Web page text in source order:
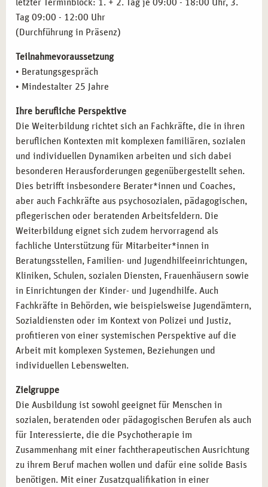
Projekten.
Organisationsberatung und Teamentwicklung
systemischem Fokus.
unternehmerischen Kontexten.
ABSCHLÜSSE UND PERSPEKTIVEN:
QUALIFIZIERT FÜR SYSTEMISCHE THERAPIE IN
Die Ausbildung schließt mit zertifizierten Qualifikationen
ab, die Ihren beruflichen Weg entscheidend mitgestalten:
Abschluss „Systemischer Therapeut“
Ergänzende Zertifikate als systemischer oder
psychologischer Berater:Diese Zusatzqualifikationen
erweitern Ihre beruflichen Möglichkeiten und eröffnen
spezialisierte Beratungsfelder.
Erweiterungsmöglichkeiten durch Zusatzausbildungen
oder den Heilpraktiker für Psychotherapie:
Mit diesen
Weiterbildungen vertiefen Sie Ihre therapeutischen
Kompetenzen und erfüllen die Voraussetzungen für eine
CAMPUS NATURALIS FRANKFURT:
AUSBILDUNG MIT TIEFE, STRUKTUR UND HERZ
Unsere campus naturalis Akademie in Frankfurt steht für
ganzheitliche Gesundheitsbildung. Sie profitieren von
erfahrenen Dozent*innen, intensiver Betreuung und einem
letzter Terminblock: 1. + 2. Tag je 09:00 - 18:00 Uhr, 3.
Tag 09:00 - 12:00 Uhr
(Durchführung in Präsenz)
Teilnahmevoraussetzung
• Beratungsgespräch
• Mindestalter 25 Jahre
Ihre berufliche Perspektive
Die Weiterbildung richtet sich an Fachkräfte, die in ihren
beruflichen Kontexten mit komplexen familiären, sozialen
und individuellen Dynamiken arbeiten und sich dabei
besonderen Herausforderungen gegenübergestellt sehen.
Dies betrifft insbesondere Berater*innen und Coaches,
aber auch Fachkräfte aus psychosozialen, pädagogischen,
pflegerischen oder beratenden Arbeitsfeldern. Die
Weiterbildung eignet sich zudem hervorragend als
fachliche Unterstützung für Mitarbeiter*innen in
Beratungsstellen, Familien- und Jugendhilfeeinrichtungen,
Kliniken, Schulen, sozialen Diensten, Frauenhäusern sowie
in Einrichtungen der Kinder- und Jugendhilfe. Auch
Fachkräfte in Behörden, wie beispielsweise Jugendämtern,
Sozialdiensten oder im Kontext von Polizei und Justiz,
profitieren von einer systemischen Perspektive auf die
Arbeit mit komplexen Systemen, Beziehungen und
individuellen Lebenswelten.
Zielgruppe
Die Ausbildung ist sowohl geeignet für Menschen in
sozialen, beratenden oder pädagogischen Berufen als auch
für Interessierte, die die Psychotherapie im
Zusammenhang mit einer fachtherapeutischen Ausrichtung
zu ihrem Beruf machen wollen und dafür eine solide Basis
benötigen. Mit einer Zusatzqualifikation in einer